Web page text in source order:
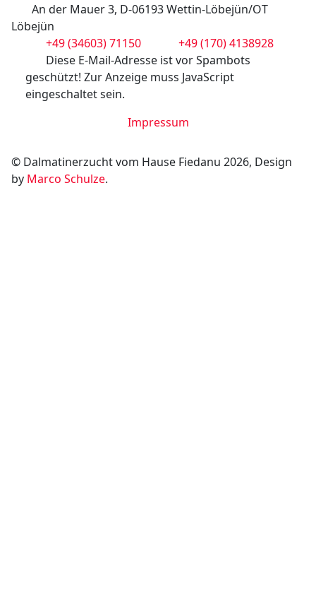
An der Mauer 3, D-06193 Wettin-Löbejün/OT
Löbejün
+49 (34603) 71150
+49 (170) 4138928
Diese E-Mail-Adresse ist vor Spambots
geschützt! Zur Anzeige muss JavaScript
eingeschaltet sein.
Impressum
© Dalmatinerzucht vom Hause Fiedanu 2026, Design
by Marco Schulze.